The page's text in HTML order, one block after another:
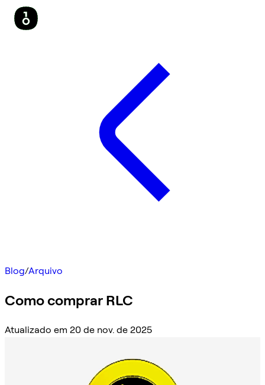
Blog/Arquivo
Como comprar RLC
Atualizado em 20 de nov. de 2025